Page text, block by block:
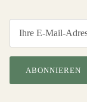
ABONNIEREN